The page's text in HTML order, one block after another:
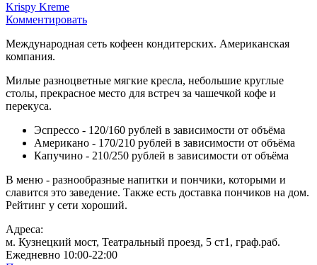
Krispy Kreme
Комментировать
Международная сеть кофеен кондитерских. Американская
компания.
Милые разноцветные мягкие кресла, небольшие круглые
столы, прекрасное место для встреч за чашечкой кофе и
перекуса.
Эспрессо - 120/160 рублей в зависимости от объёма
Американо - 170/210 рублей в зависимости от объёма
Капучино - 210/250 рублей в зависимости от объёма
В меню - разнообразные напитки и пончики, которыми и
славится это заведение. Также есть доставка пончиков на дом.
Рейтинг у сети хороший.
Адреса:
м. Кузнецкий мост, Театральный проезд, 5 ст1, граф.раб.
Ежедневно 10:00-22:00